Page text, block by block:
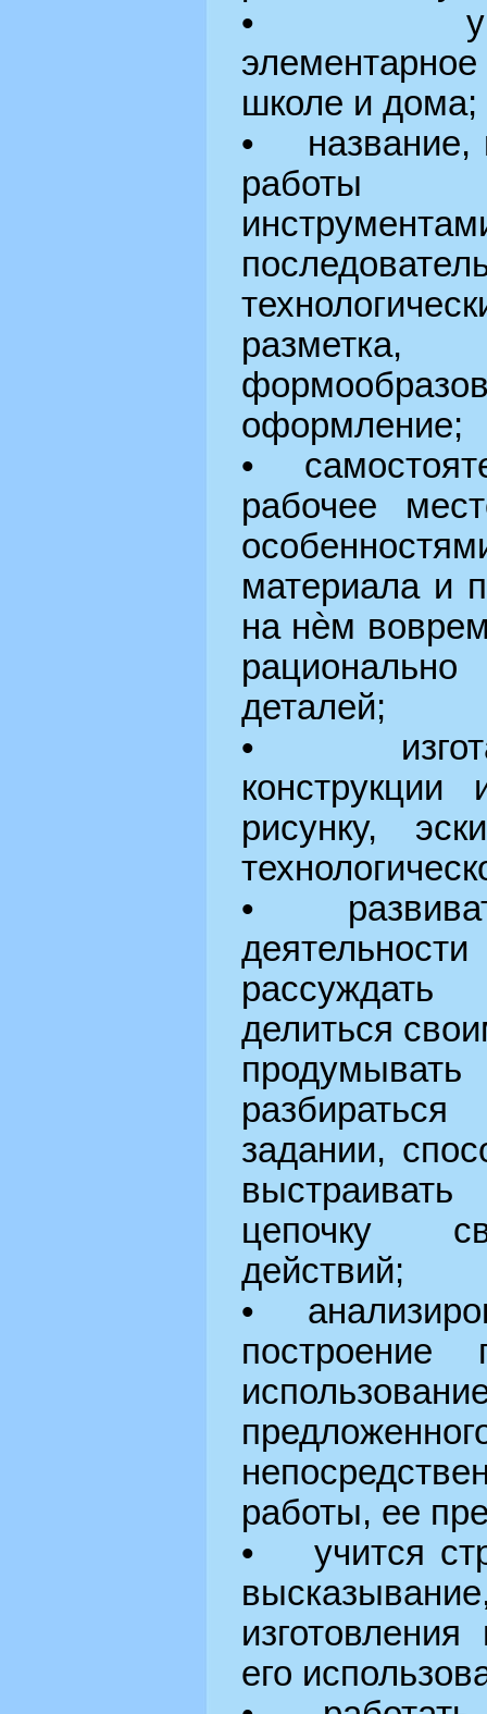
• уметь
школе и дома;
• название,
работы
оформление;
•
рабочее
материала и
на нѐм
рационально
деталей;
•
конструкции
рисунку,
•
делиться
задании,
выстраивать
цепочку
действий;
•
работы, ее
• учится
его